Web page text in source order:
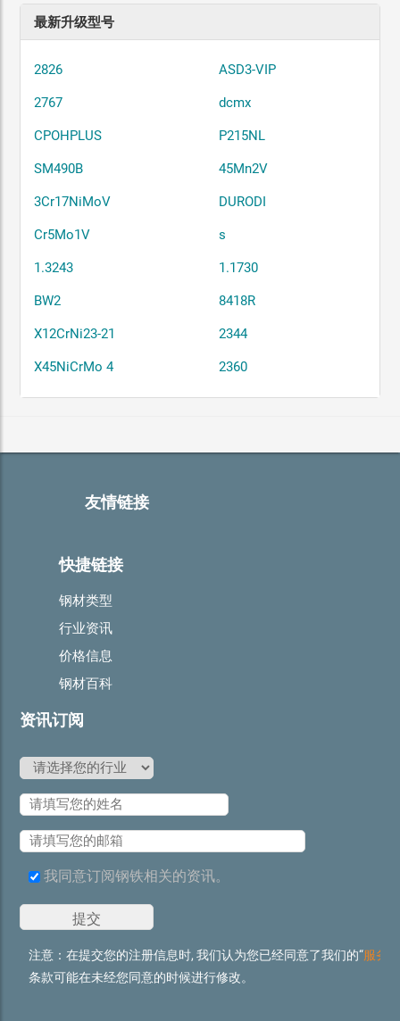
最新升级型号
2826 ASD3-VIP
2767 dcmx
CPOHPLUS P215NL
SM490B 45Mn2V
3Cr17NiMoV DURODI
Cr5Mo1V s
1.3243 1.1730
BW2 8418R
X12CrNi23-21 2344
X45NiCrMo 4 2360
友情链接
快捷链接
钢材类型
行业资讯
价格信息
钢材百科
资讯订阅
我同意订阅钢铁相关的资讯。
注意：在提交您的注册信息时, 我们认为您已经同意了我们的“服务
条款可能在未经您同意的时候进行修改。